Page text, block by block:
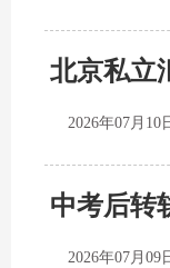
北京私立
2026年07月10
中考后转
2026年07月09